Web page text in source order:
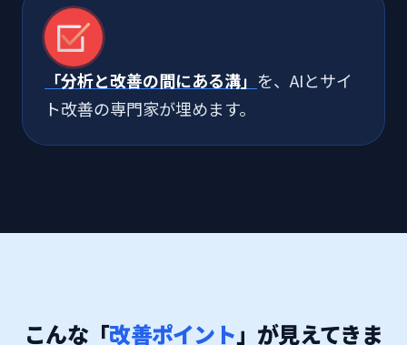
「分析と改善の間にある溝」 を、AIとサイ
ト改善の専門家が埋めます。
こんな「改善ポイント」が見えてきま